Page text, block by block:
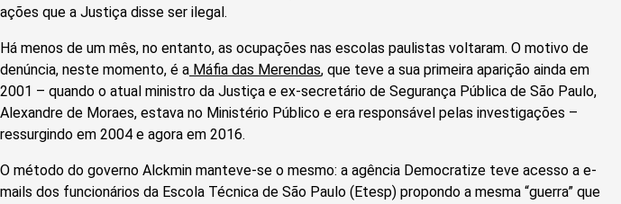
ações que a Justiça disse ser ilegal.
Há menos de um mês, no entanto, as ocupações nas escolas paulistas voltaram. O motivo de
denúncia, neste momento, é a Máfia das Merendas, que teve a sua primeira aparição ainda em
2001 – quando o atual ministro da Justiça e ex-secretário de Segurança Pública de São Paulo,
Alexandre de Moraes, estava no Ministério Público e era responsável pelas investigações –
ressurgindo em 2004 e agora em 2016.
O método do governo Alckmin manteve-se o mesmo: a agência Democratize teve acesso a e-
mails dos funcionários da Escola Técnica de São Paulo (Etesp) propondo a mesma “guerra” que